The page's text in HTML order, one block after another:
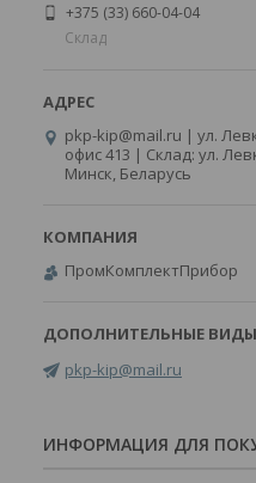
+375 (33) 660-04-04
Склад
pkp-kip@mail.ru | ул.
офис 413 | Склад: ул.
Минск, Беларусь
ПромКомплектПрибор
pkp-kip@mail.ru
ИНФОРМАЦИЯ ДЛЯ